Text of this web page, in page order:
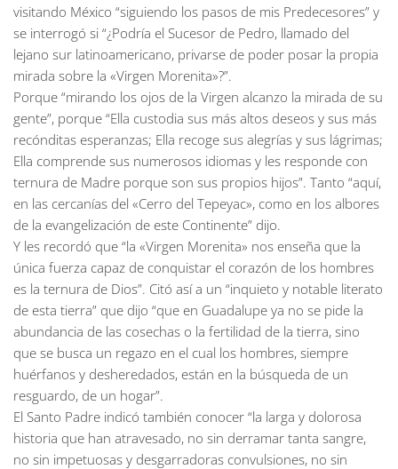
visitando México “siguiendo los pasos de mis Predecesores” y
se interrogó si “¿Podría el Sucesor de Pedro, llamado del
lejano sur latinoamericano, privarse de poder posar la propia
mirada sobre la «Virgen Morenita»?”.
Porque “mirando los ojos de la Virgen alcanzo la mirada de su
gente”, porque “Ella custodia sus más altos deseos y sus más
recónditas esperanzas; Ella recoge sus alegrías y sus lágrimas;
Ella comprende sus numerosos idiomas y les responde con
ternura de Madre porque son sus propios hijos”. Tanto “aquí,
en las cercanías del «Cerro del Tepeyac», como en los albores
de la evangelización de este Continente” dijo.
Y les recordó que “la «Virgen Morenita» nos enseña que la
única fuerza capaz de conquistar el corazón de los hombres
es la ternura de Dios”. Citó así a un “inquieto y notable literato
de esta tierra” que dijo “que en Guadalupe ya no se pide la
abundancia de las cosechas o la fertilidad de la tierra, sino
que se busca un regazo en el cual los hombres, siempre
huérfanos y desheredados, están en la búsqueda de un
resguardo, de un hogar”.
El Santo Padre indicó también conocer “la larga y dolorosa
historia que han atravesado, no sin derramar tanta sangre,
no sin impetuosas y desgarradoras convulsiones, no sin